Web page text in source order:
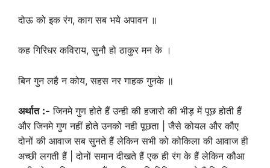
दोऊ को इक रंग, काग सब भये अपावन ॥
कह गिरिधर कविराय, सुनौ हो ठाकुर मन के ।
बिन गुन लहै न कोय, सहस नर गाहक गुनके ॥
अर्थात :- जिनमे गुण होते हैं उन्ही की हजारो की भीड़ में पूछ होती हैं
और जिनमे गुण नहीं होते उनको नही पूछता | जैसे कोयल और कौए
दोनों की आवाज सब सुनते हैं लेकिन सभी को कोकिला की आवाज ही
अच्छी लगती हैं | दोनों समान दीखते हैं एक ही रंग के हैं लेकिन कौआ